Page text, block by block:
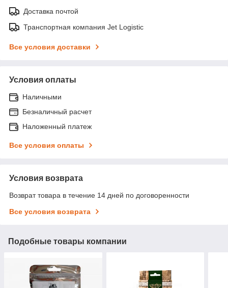
Доставка почтой
Транспортная компания Jet Logistic
Все условия доставки
Условия оплаты
Наличными
Безналичный расчет
Наложенный платеж
Все условия оплаты
Условия возврата
Возврат товара в течение 14 дней по договоренности
Все условия возврата
Подобные товары компании